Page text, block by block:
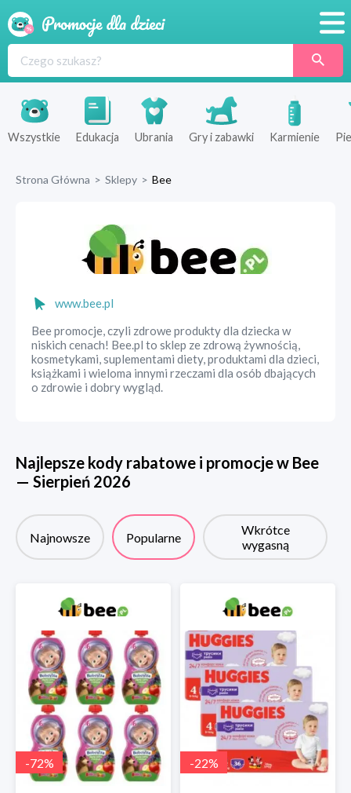
Produkty
Sklepy
Wszystkie Edukacja Ubrania Gry i zabawki Karmienie
Strona Główna > Sklepy > Bee
www.bee.pl
Bee promocje, czyli zdrowe produkty dla dziecka w
niskich cenach! Bee.pl to sklep ze zdrową żywnością,
kosmetykami, suplementami diety, produktami dla dzieci,
książkami i wieloma innymi rzeczami dla osób dbających
o zdrowie i dobry wygląd.
Najlepsze kody rabatowe i promocje w Bee
— Sierpień 2026
Najnowsze Popularne
Wkrótce
wygasną
-72% -22%